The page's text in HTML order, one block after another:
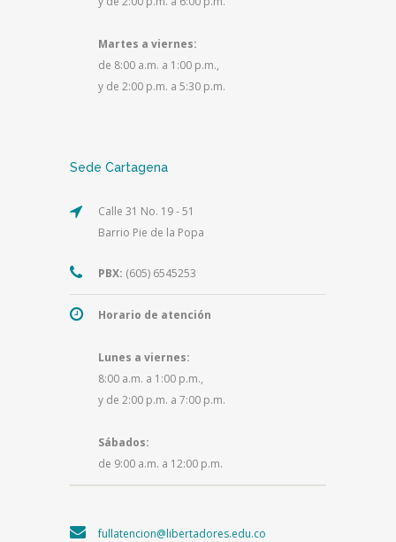
Martes a viernes:
de 8:00 a.m. a 1:00 p.m.,
y de 2:00 p.m. a 5:30 p.m.
Sede Cartagena
Calle 31 No. 19 - 51
Barrio Pie de la Popa
PBX: (605) 6545253
Horario de atención
Lunes a viernes:
8:00 a.m. a 1:00 p.m.,
y de 2:00 p.m. a 7:00 p.m.
Sábados:
de 9:00 a.m. a 12:00 p.m.
fullatencion@libertadores.edu.co